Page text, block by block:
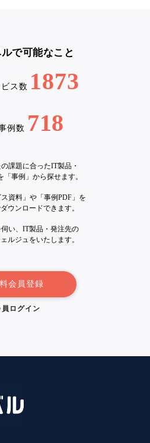
で可能なこと
ス数 1873
例数 718
課題に合ったIT製品・
「事例」から探せます。
ス資料」や「事例PDF」を
ウンロードできます。
い、IT製品・発注先の
ルジュをいたします。
会員登録
員ログイン